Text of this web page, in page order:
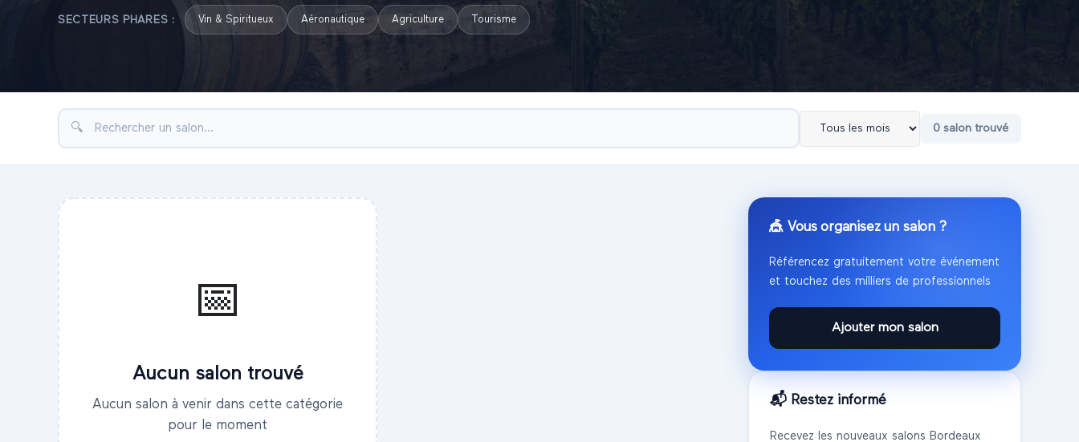
SECTEURS PHARES : Vin & Spiritueux Aéronautique Agriculture Tourisme
🔍 0 salon trouvé
📅
Aucun salon trouvé
Aucun salon à venir dans cette catégorie
pour le moment
🎪 Vous organisez un salon ?
Référencez gratuitement votre événement
et touchez des milliers de professionnels
Ajouter mon salon
📬 Restez informé
Recevez les nouveaux salons Bordeaux